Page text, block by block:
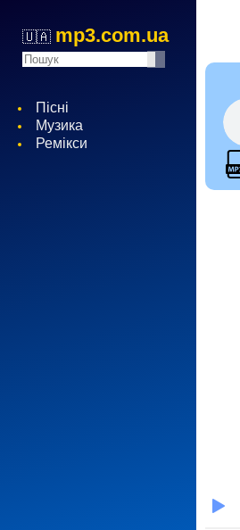
🇺🇦 mp3.com.ua
Пісні
Музика
Ремікси